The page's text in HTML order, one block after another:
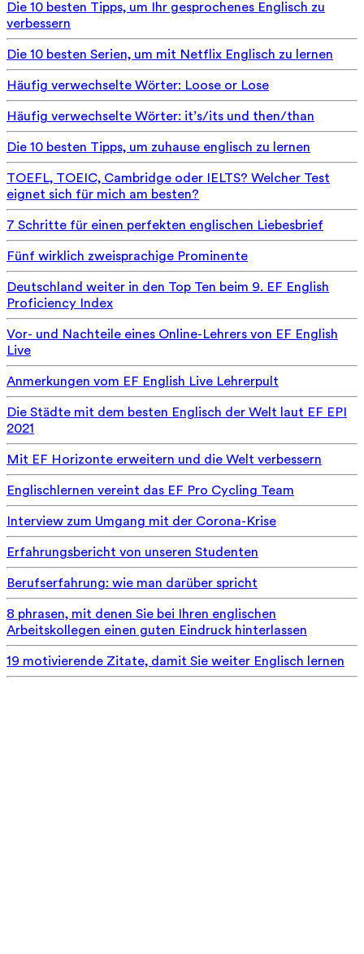
Die 10 besten Tipps, um Ihr gesprochenes Englisch zu
verbessern
Die 10 besten Serien, um mit Netflix Englisch zu lernen
Häufig verwechselte Wörter: Loose or Lose
Häufig verwechselte Wörter: it’s/its und then/than
Die 10 besten Tipps, um zuhause englisch zu lernen
TOEFL, TOEIC, Cambridge oder IELTS? Welcher Test
eignet sich für mich am besten?
7 Schritte für einen perfekten englischen Liebesbrief
Fünf wirklich zweisprachige Prominente
Deutschland weiter in den Top Ten beim 9. EF English
Proficiency Index
Vor- und Nachteile eines Online-Lehrers von EF English
Live
Anmerkungen vom EF English Live Lehrerpult
Die Städte mit dem besten Englisch der Welt laut EF EPI
2021
Mit EF Horizonte erweitern und die Welt verbessern
Englischlernen vereint das EF Pro Cycling Team
Interview zum Umgang mit der Corona-Krise
Erfahrungsbericht von unseren Studenten
Berufserfahrung: wie man darüber spricht
8 phrasen, mit denen Sie bei Ihren englischen
Arbeitskollegen einen guten Eindruck hinterlassen
19 motivierende Zitate, damit Sie weiter Englisch lernen